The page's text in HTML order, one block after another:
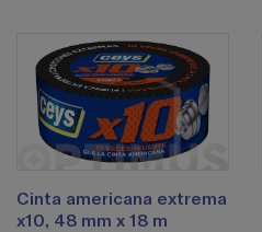
Cinta americana extrema
x10, 48 mm x 18 m